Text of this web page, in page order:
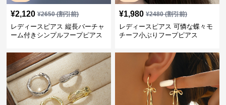
¥2,120 ¥2650(割引前)
レディースピアス 縦長バーチャ
ーム付きシンプルフープピアス
¥1,980 ¥2480(割引前)
レディースピアス 可憐な蝶々モ
チーフ小ぶりフープピアス